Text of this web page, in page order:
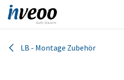
Zum Inhalt springen
LB - Montage Zubehör